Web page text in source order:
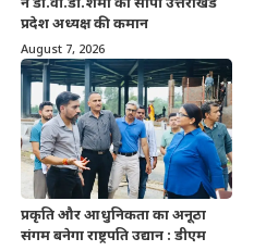
प्रदेश अध्यक्ष की कमान
August 7, 2026
प्रकृति और आधुनिकता का अनूठा
संगम बनेगा राष्ट्रपति उद्यान : डीएम